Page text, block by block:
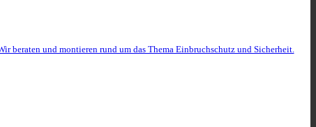
beraten und montieren rund um das Thema Einbruchschutz und Sicherheit.